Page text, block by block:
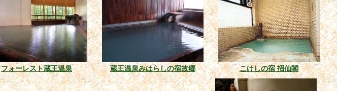
フォーレスト蔵王温泉 蔵王温泉みはらしの宿故郷 こけしの宿 招仙閣